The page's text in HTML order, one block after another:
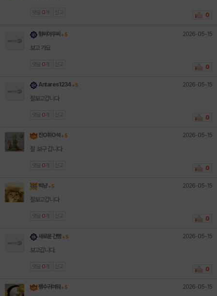
댓글 0 개 신고 0
형씨아우씨 + 5 2026-05-15
보고 가요
댓글 0 개 신고 0
Antares1234 + 5 2026-05-15
잘보고갑니다
댓글 0 개 신고 0
진O휘O석 + 5 2026-05-15
잘 보구 갑니다
댓글 0 개 신고 0
빅냥 + 5 2026-05-15
잘보고갑니다
댓글 0 개 신고 0
새로운 건빵 + 5 2026-05-15
보고갑니다.
댓글 0 개 신고 0
펭수귀여워 + 5 2026-05-15